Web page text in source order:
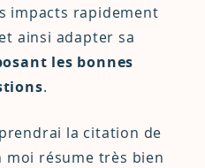
impacts rapidement
ainsi adapter sa
les bonnes
.
la citation de
moi résume très bien